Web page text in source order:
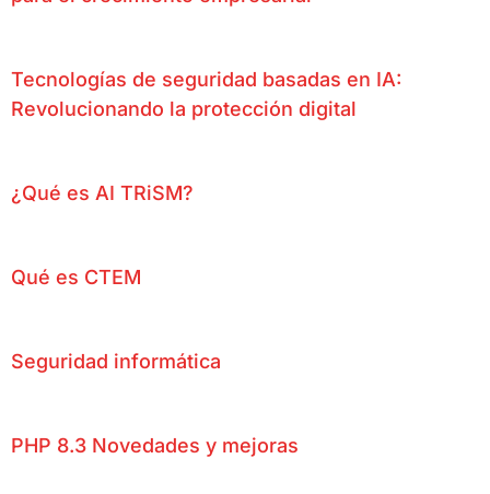
Tecnologías de seguridad basadas en IA:
Revolucionando la protección digital
¿Qué es AI TRiSM?
Qué es CTEM
Seguridad informática
PHP 8.3 Novedades y mejoras